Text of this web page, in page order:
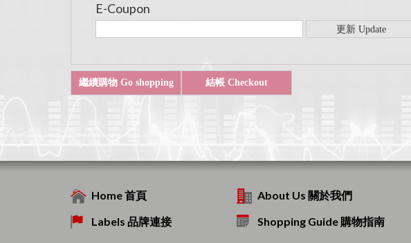
E-Coupon
Home 首頁
About Us 關於我們
Labels 品牌連接
Shopping Guide 購物指南